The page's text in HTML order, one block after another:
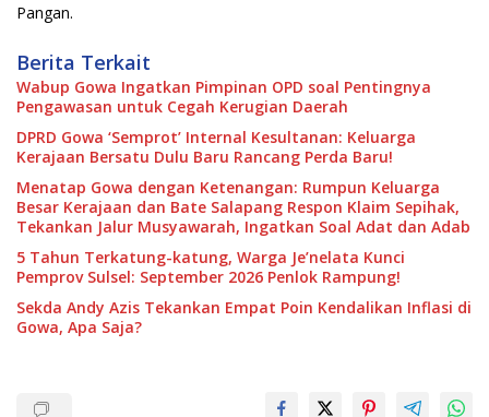
Pangan.
Berita Terkait
Wabup Gowa Ingatkan Pimpinan OPD soal Pentingnya
Pengawasan untuk Cegah Kerugian Daerah
DPRD Gowa ‘Semprot’ Internal Kesultanan: Keluarga
Kerajaan Bersatu Dulu Baru Rancang Perda Baru!
Menatap Gowa dengan Ketenangan: Rumpun Keluarga
Besar Kerajaan dan Bate Salapang Respon Klaim Sepihak,
Tekankan Jalur Musyawarah, Ingatkan Soal Adat dan Adab
5 Tahun Terkatung-katung, Warga Je’nelata Kunci
Pemprov Sulsel: September 2026 Penlok Rampung!
Sekda Andy Azis Tekankan Empat Poin Kendalikan Inflasi di
Gowa, Apa Saja?